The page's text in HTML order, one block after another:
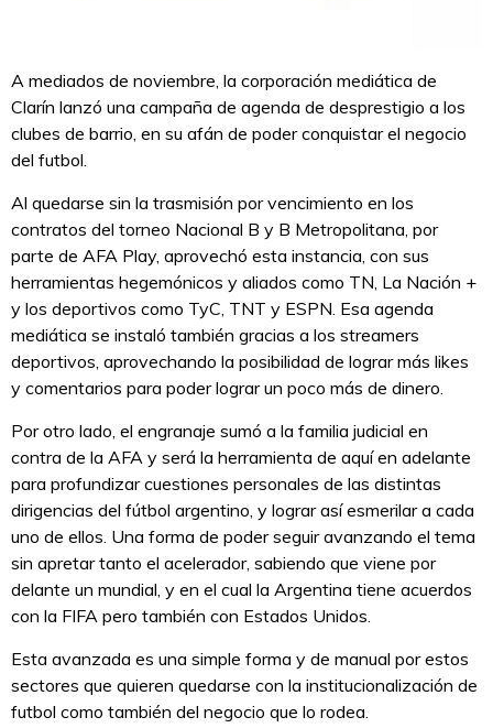
A mediados de noviembre, la corporación mediática de
Clarín lanzó una campaña de agenda de desprestigio a los
clubes de barrio, en su afán de poder conquistar el negocio
del futbol.
Al quedarse sin la trasmisión por vencimiento en los
contratos del torneo Nacional B y B Metropolitana, por
parte de AFA Play, aprovechó esta instancia, con sus
herramientas hegemónicos y aliados como TN, La Nación +
y los deportivos como TyC, TNT y ESPN. Esa agenda
mediática se instaló también gracias a los streamers
deportivos, aprovechando la posibilidad de lograr más likes
y comentarios para poder lograr un poco más de dinero.
Por otro lado, el engranaje sumó a la familia judicial en
contra de la AFA y será la herramienta de aquí en adelante
para profundizar cuestiones personales de las distintas
dirigencias del fútbol argentino, y lograr así esmerilar a cada
uno de ellos. Una forma de poder seguir avanzando el tema
sin apretar tanto el acelerador, sabiendo que viene por
delante un mundial, y en el cual la Argentina tiene acuerdos
con la FIFA pero también con Estados Unidos.
Esta avanzada es una simple forma y de manual por estos
sectores que quieren quedarse con la institucionalización de
futbol como también del negocio que lo rodea.